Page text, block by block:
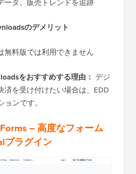
ータ、販売トレンドを追跡
のデメリット
無料版では利用できません
をおすすめする理由： デジ
済を受け付けたい場合は、EDD
ンです。
– 高度なフォーム
プラグイン